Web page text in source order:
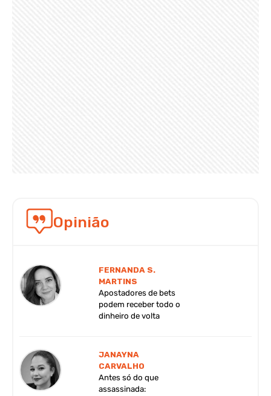
Opinião
FERNANDA S.
MARTINS
Apostadores de bets
podem receber todo o
dinheiro de volta
JANAYNA
CARVALHO
Antes só do que
assassinada: